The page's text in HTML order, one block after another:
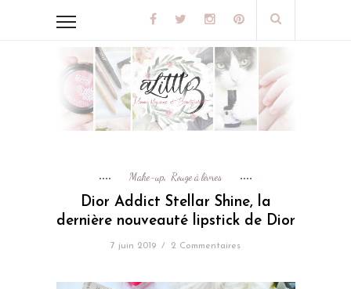
Make-up, Rouge à lèvres
Dior Addict Stellar Shine, la
dernière nouveauté lipstick de Dior
7 juin 2019 / 2 Commentaires